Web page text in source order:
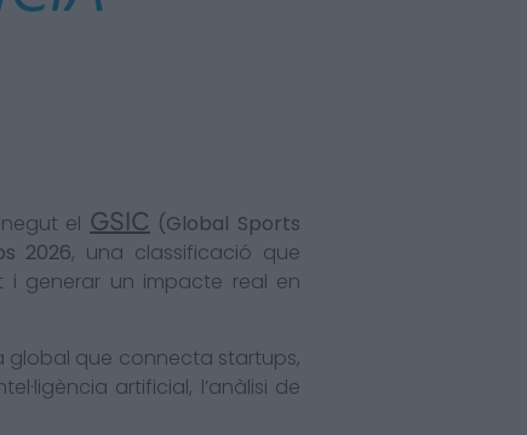
el GSIC (Global Sports
2026, una classificació que
i generar un impacte real en
global que connecta startups,
artificial, l’anàlisi de